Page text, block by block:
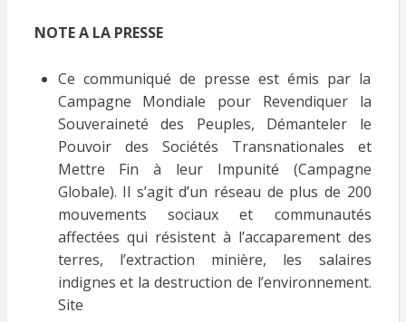
NOTE A LA PRESSE
Ce communiqué de presse est émis par la
Campagne Mondiale pour Revendiquer la
Souveraineté des Peuples, Démanteler le
Pouvoir des Sociétés Transnationales et
Mettre Fin à leur Impunité (Campagne
Globale). Il s’agit d’un réseau de plus de 200
mouvements sociaux et communautés
affectées qui résistent à l’accaparement des
terres, l’extraction minière, les salaires
indignes et la destruction de l’environnement.
Site